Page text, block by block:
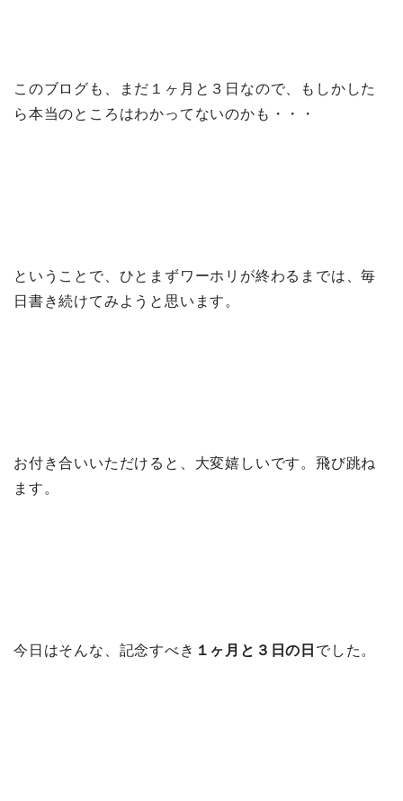
このブログも、まだ１ヶ月と３日なので、もしかした
ら本当のところはわかってないのかも・・・
ということで、ひとまずワーホリが終わるまでは、毎
日書き続けてみようと思います。
お付き合いいただけると、大変嬉しいです。飛び跳ね
ます。
今日はそんな、記念すべき １ヶ月と３日の日 でした。